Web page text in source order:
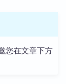
您在文章下方